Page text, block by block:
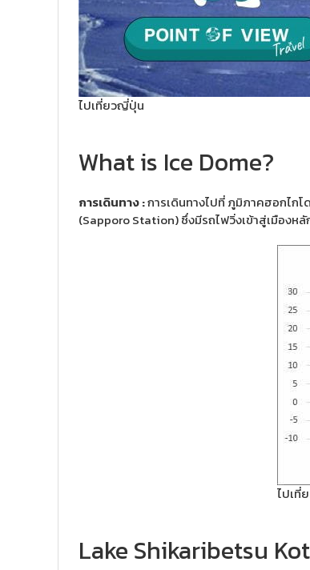
ไปเที่ยวญี่ปุ่น
What is Ice Dome?
การเดินทาง :การเดินทางไปที่ ภูมิภาคฮอกไก
(Sapporo Station) ซึ่งมีรถไฟวิ่งเข้าสู่เมืองห
ไปเที่
Lake Shikaribetsu